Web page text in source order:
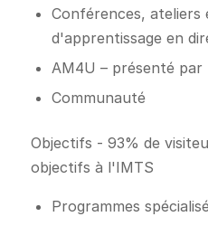
Conférences, ateliers
d'apprentissage en
AM4U – présenté par
Communauté
Objectifs - 93% de
objectifs à l'IMTS
Programmes